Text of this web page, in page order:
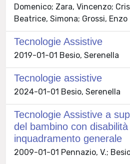
Domenico; Zara, Vincenzo;
Beatrice, Simona; Grossi, Enzo
Tecnologie Assistive
2019-01-01 Besio, Serenella
Tecnologie assistive
2024-01-01 Besio, Serenella
Tecnologie Assistive a
del bambino con
inquadramento generale
2009-01-01 Pennazio, V.;